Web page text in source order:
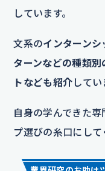
しています。
文系のインターン
ターンなどの種類
トなども紹介 してい
自身の学んできた
プ選びの糸口にして